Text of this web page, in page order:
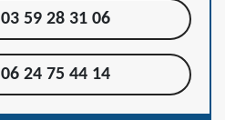
03 59 28 31 06
06 24 75 44 14